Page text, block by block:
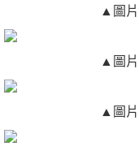
▲圖片
▲圖片
▲圖片